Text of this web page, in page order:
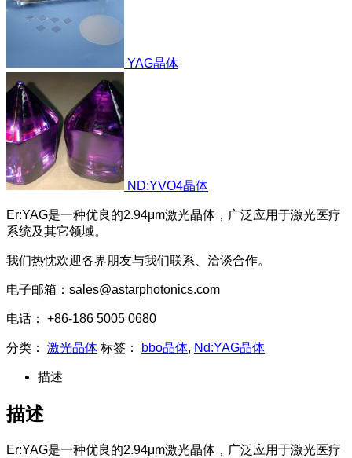
YAG晶体
ND:YVO4晶体
Er:YAG是一种优良的2.94μm激光晶体，广泛应用于激光医疗
系统及其它领域。
我们热忱欢迎各界朋友与我们联系、洽谈合作。
电子邮箱：sales@astarphotonics.com
电话： +86-186 5005 0680
分类： 激光晶体 标签： bbo晶体, Nd:YAG晶体
描述
描述
Er:YAG是一种优良的2.94μm激光晶体，广泛应用于激光医疗